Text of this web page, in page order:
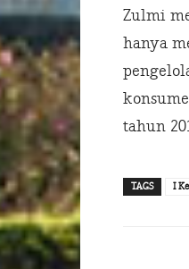
Zulmi
hanya
tahun
TAGS I